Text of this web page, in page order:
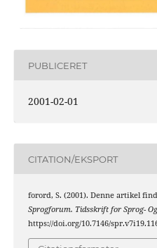
PUBLICERET
2001-02-01
CITATION/EKSPORT
forord, S. (2001). Denne artikel
Sprogforum. Tidsskrift for Sprog-
https://doi.org/10.7146/